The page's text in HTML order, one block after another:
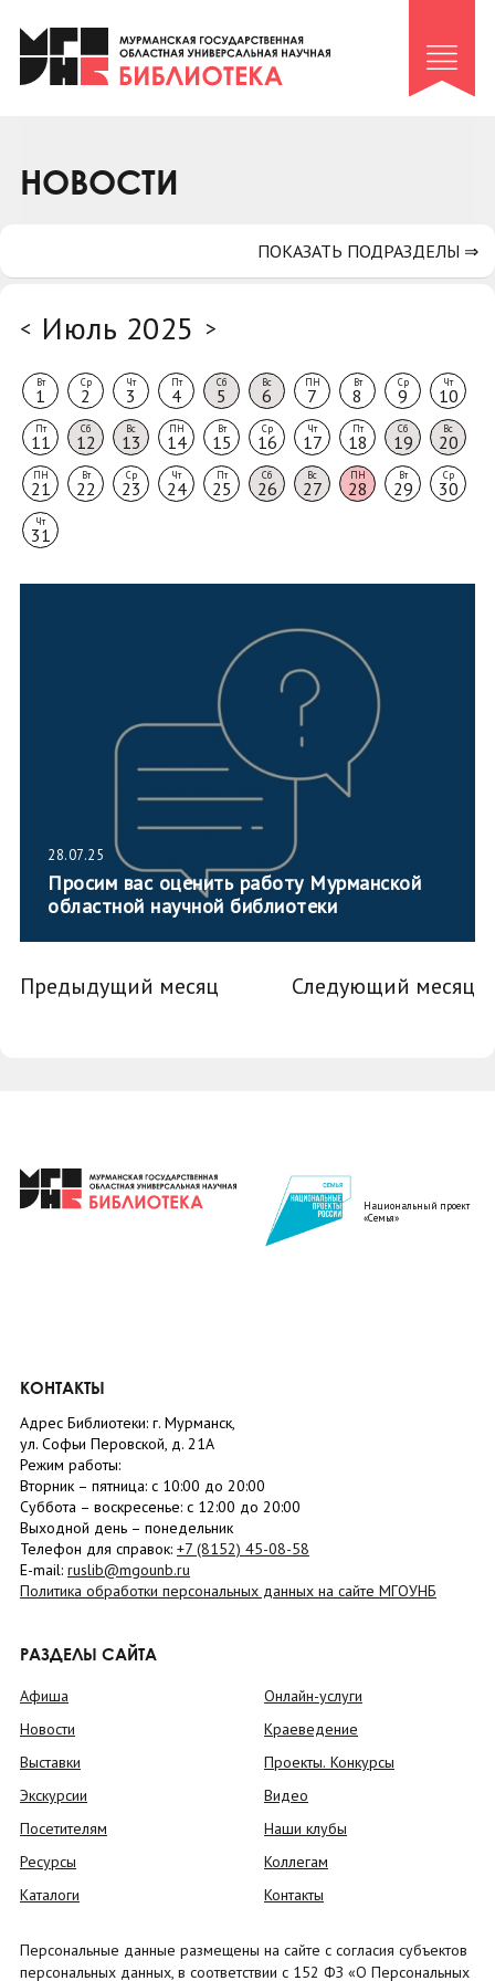
Клуб «Гиря и сельдерей»
Клуб «Семейный архив»
Коллегам
НОВОСТИ
< Июль 2025 >
Вт
1
Ср
2
Чт
3
Пт
4
Сб
5
Вс
6
ПН
7
Вт
8
Ср
9
Чт
10
Пт
11
Сб
12
Вс
13
ПН
14
Вт
15
Ср
16
Чт
17
Пт
18
Сб
19
Вс
20
ПН
21
Вт
22
Ср
23
Чт
24
Пт
25
Сб
26
Вс
27
ПН
28
Вт
29
Ср
30
Чт
31
28.07.25
Просим вас оценить работу Мурманской
областной научной библиотеки
Предыдущий месяц Следующий месяц
ПОКАЗАТЬ ПОДРАЗДЕЛЫ ⇒
Национальный проект
«Семья»
КОНТАКТЫ
Адрес Библиотеки: г. Мурманск,
ул. Софьи Перовской, д. 21А
Режим работы:
Вторник – пятница: с 10:00 до 20:00
Суббота – воскресенье: c 12:00 до 20:00
Выходной день – понедельник
Телефон для справок: +7 (8152) 45-08-58
E-mail: ruslib@mgounb.ru
Политика обработки персональных данных на сайте МГОУНБ
РАЗДЕЛЫ САЙТА
Афиша
Новости
Выставки
Экскурсии
Посетителям
Ресурсы
Каталоги
Онлайн-услуги
Краеведение
Проекты. Конкурсы
Видео
Наши клубы
Коллегам
Контакты
Персональные данные размещены на сайте с согласия субъектов
персональных данных, в соответствии с 152 ФЗ «О Персональных